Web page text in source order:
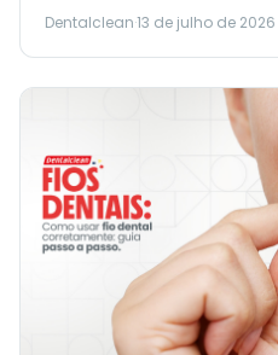
Dentalclean·13 de julho de 2026